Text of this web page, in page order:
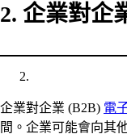
2. 企業對企
企業對企業 (B2B) 電
間。企業可能會向其